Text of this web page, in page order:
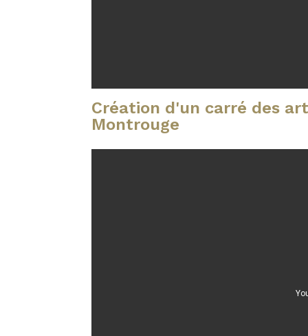
Création d'un carré des
Montrouge